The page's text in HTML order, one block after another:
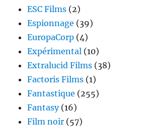
ESC Films (2)
Espionnage (39)
EuropaCorp (4)
Expérimental (10)
Extralucid Films (38)
Factoris Films (1)
Fantastique (255)
Fantasy(16)
Film noir (57)